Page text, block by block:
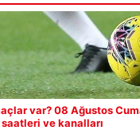
var? 08 Ağustos
ve kanalları